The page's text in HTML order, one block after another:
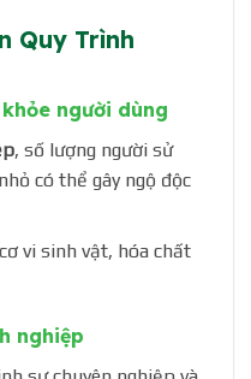
Quy Trình
người dùng
, số lượng người sử
có thể gây ngộ độc
vi sinh vật, hóa chất
nghiệp